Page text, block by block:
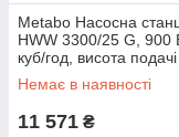
Metabo Насосна
HWW 3300/25 G, 900
куб/год, висота
всмоктування до 8 м,
ресивер 24л 16.2 кг
Немає в наявності
11 571 ₴